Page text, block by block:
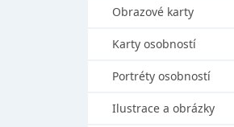
Obrazové karty
Karty osobností
Portréty osobností
Ilustrace a obrázky